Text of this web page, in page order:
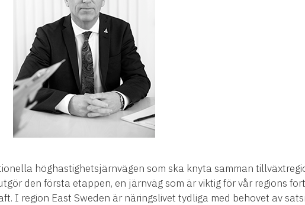
höghastighetsjärnvägen som ska knyta samman
den första etappen, en järnväg som är viktig för vår regions
I region East Sweden är näringslivet tydliga med behovet av